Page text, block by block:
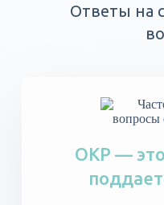
Ответы на
ОКР —